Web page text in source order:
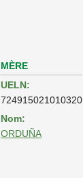
MÈRE
UELN:
724915021010320
Nom:
ORDUÑA